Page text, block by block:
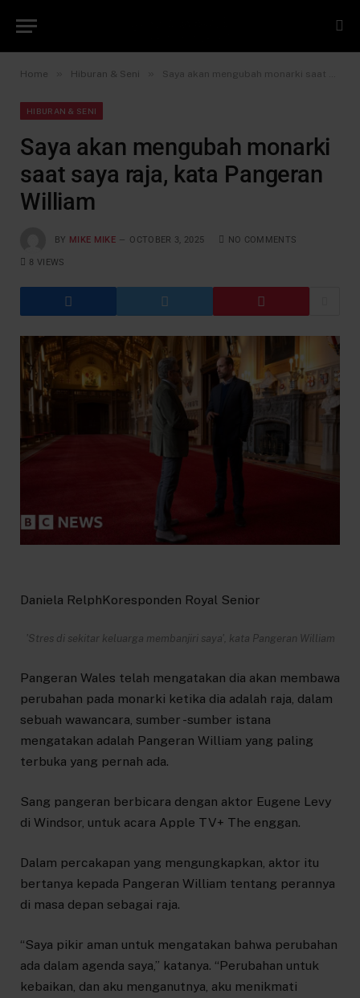
Home Hiburan & Seni Saya akan mengubah monarki saat saya raja, kata Pangeran William
HIBURAN & SENI
Saya akan mengubah monarki
saat saya raja, kata Pangeran
William
BY MIKE MIKE OCTOBER 3, 2025 NO COMMENTS
8VIEWS
Daniela RelphKoresponden Royal Senior
'Stres di sekitar keluarga membanjiri saya', kata Pangeran William
Pangeran Wales telah mengatakan dia akan membawa
perubahan pada monarki ketika dia adalah raja, dalam
sebuah wawancara, sumber -sumber istana
mengatakan adalah Pangeran William yang paling
terbuka yang pernah ada.
Sang pangeran berbicara dengan aktor Eugene Levy
di Windsor, untuk acara Apple TV+ The enggan.
Dalam percakapan yang mengungkapkan, aktor itu
bertanya kepada Pangeran William tentang perannya
di masa depan sebagai raja.
“Saya pikir aman untuk mengatakan bahwa perubahan
ada dalam agenda saya,” katanya. “Perubahan untuk
kebaikan, dan aku menganutnya, aku menikmati